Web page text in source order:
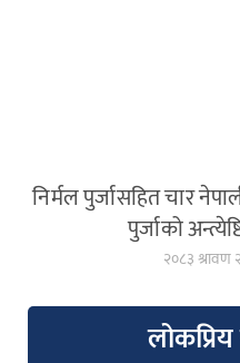
निर्मल पुर्जासहित चार
पुर्जाको
२०८३ श्रावण